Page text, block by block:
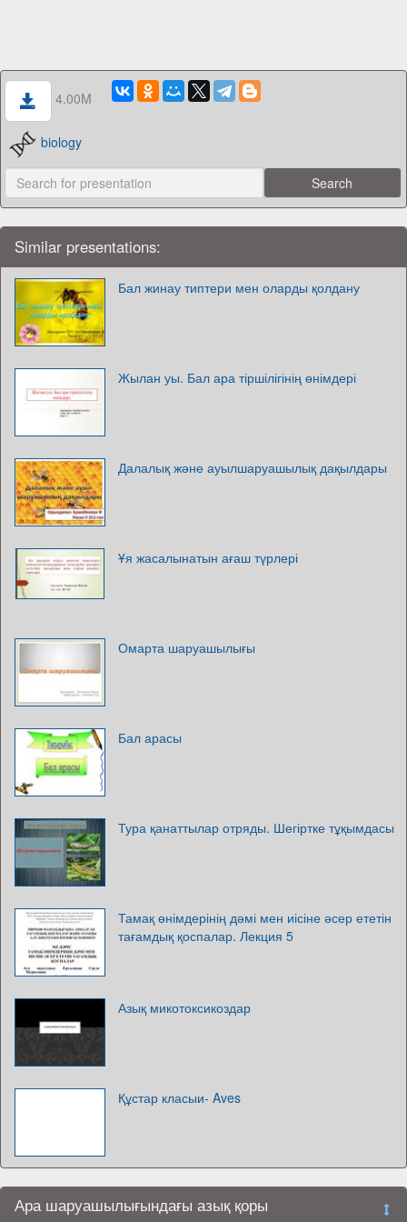
4.00M
biology
Similar presentations:
Бал жинау типтери мен оларды қолдану
Жылан уы. Бал ара тіршілігінің өнімдері
Далалық және ауылшаруашылық дақылдары
Ұя жасалынатын ағаш түрлері
Омарта шаруашылығы
Бал арасы
Тура қанаттылар отряды. Шегіртке тұқымдасы
Тамақ өнімдерінің дәмі мен иісіне әсер ететін
тағамдық қоспалар. Лекция 5
Азық микотоксикоздар
Құстар класыи- Aves
Ара шаруашылығындағы азық қоры